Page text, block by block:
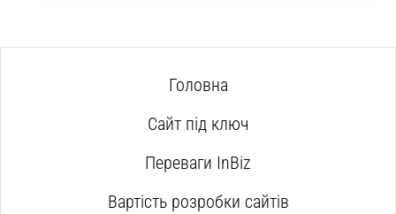
Головна
Сайт під ключ
Переваги InBiz
Вартість розробки сайтів